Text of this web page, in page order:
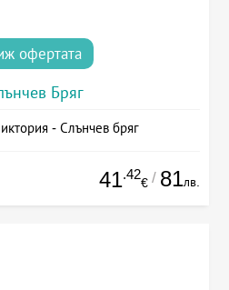
офертата
Бряг
- Слънчев бряг
41.42
€ / 81лв.